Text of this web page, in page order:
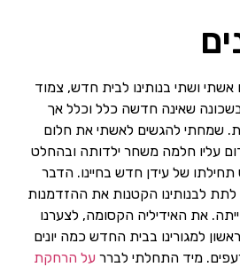
ושתי בנותינו לבית חדש, צמוד
שאינה חדשה כלל וכלל אך
שמחתי להגשים לאשתי את חלום
עליו חלמה משחר ילדותה ובהחלט
של עידן חדש בחיינו. הדבר
לתת לבנותינו הקטנות את ההזדמנות
את האידיליה הקסומה, לצערנו
למגורינו בבית החדש כמה יונים
מיד התחלתי לברר על הרחקת